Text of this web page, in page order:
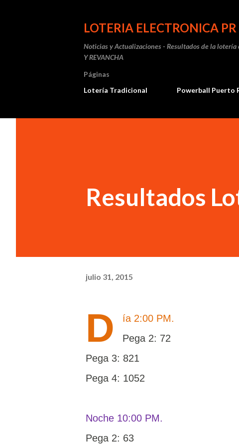
LOTERIA ELECTRONICA PR
Noticias y Actualizaciones - Resultados de la lotería
Y REVANCHA
Páginas
Lotería Tradicional
Powerball Puerto
Resultados
julio 31, 2015
D
ía 2:00 PM.
Pega 2: 72
Pega 3: 821
Pega 4: 1052
Noche 10:00 PM.
Pega 2: 63